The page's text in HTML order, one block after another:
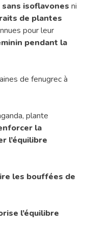
sans isoflavones ni
de plantes
pour leur
pendant la
de fenugrec à
plante
la
l’équilibre
les bouffées de
l’équilibre